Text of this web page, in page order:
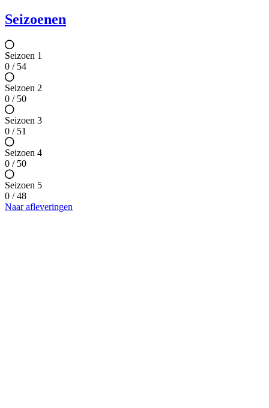
Seizoenen
Seizoen 1
0 / 54
Seizoen 2
0 / 50
Seizoen 3
0 / 51
Seizoen 4
0 / 50
Seizoen 5
0 / 48
Naar afleveringen